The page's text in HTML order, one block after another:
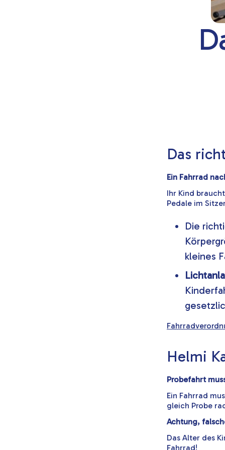
Das
Ein Fahrrad
Ihr Kind
Pedale im
Die
kleines
Helmi
Probefahrt
Ein Fahrrad
gleich Probe
Achtung,
Das Alter des
Fahrrad!